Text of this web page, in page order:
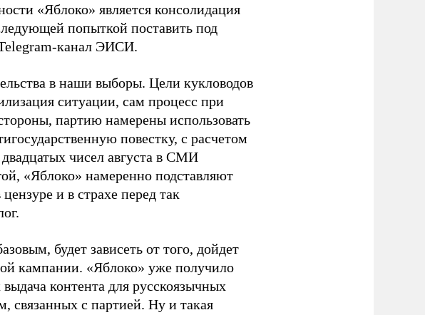
«Яблоко» является консолидация
попыткой поставить под
канал ЭИСИ.
в наши выборы. Цели кукловодов
ситуации, сам процесс при
партию намерены использовать
повестку, с расчетом
чисел августа в СМИ
«Яблоко» намеренно подставляют
и в страхе перед так
будет зависеть от того, дойдет
кампании. «Яблоко» уже получило
контента для русскоязычных
связанных с партией. Ну и такая